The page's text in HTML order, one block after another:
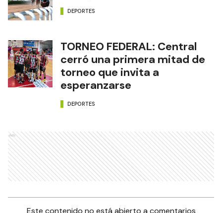
DEPORTES
TORNEO FEDERAL: Central
cerró una primera mitad de
torneo que invita a
esperanzarse
DEPORTES
Ads
Este contenido no está abierto a comentarios